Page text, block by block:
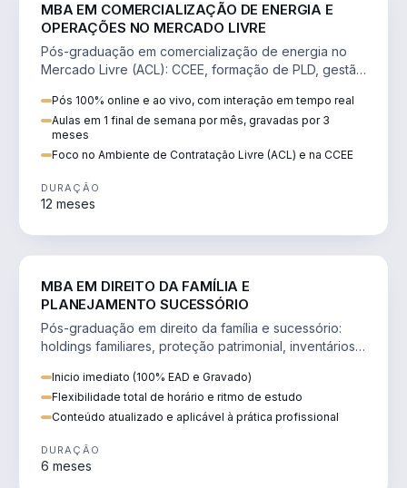
MBA EM COMERCIALIZAÇÃO DE ENERGIA E
OPERAÇÕES NO MERCADO LIVRE
Pós-graduação em comercialização de energia no
Mercado Livre (ACL): CCEE, formação de PLD, gestão
Pós 100% online e ao vivo, com interação em tempo real
Aulas em 1 final de semana por mês, gravadas por 3
meses
Foco no Ambiente de Contratação Livre (ACL) e na CCEE
DURAÇÃO
12 meses
MBA EM DIREITO DA FAMÍLIA E
PLANEJAMENTO SUCESSÓRIO
Pós-graduação em direito da família e sucessório:
holdings familiares, proteção patrimonial, inventários
Inicio imediato (100% EAD e Gravado)
Flexibilidade total de horário e ritmo de estudo
Conteúdo atualizado e aplicável à prática profissional
DURAÇÃO
6 meses